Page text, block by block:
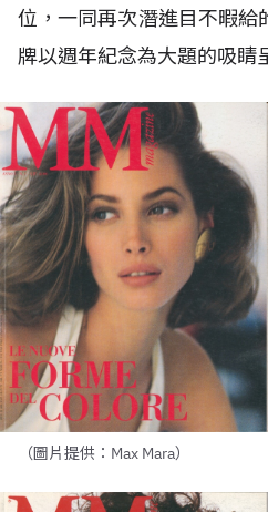
位，一同再次潛進目不暇給
牌以週年紀念為大題的吸睛
（圖片提供：Max Mara）